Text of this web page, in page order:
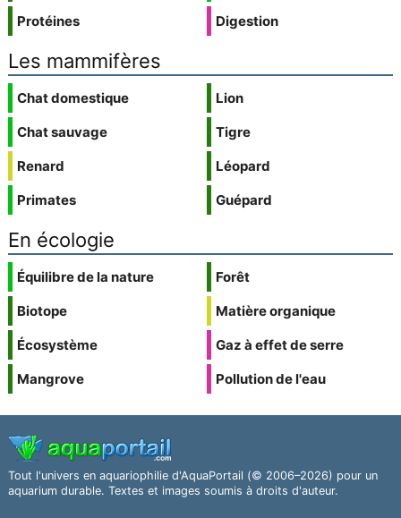
Protéines
Digestion
Les mammifères
Chat domestique
Chat sauvage
Renard
Primates
Lion
Tigre
Léopard
Guépard
En écologie
Équilibre de la nature
Biotope
Écosystème
Mangrove
Forêt
Matière organique
Gaz à effet de serre
Pollution de l'eau
Tout l'univers en aquariophilie d'AquaPortail (© 2006–2026) pour un
aquarium durable. Textes et images soumis à droits d'auteur.